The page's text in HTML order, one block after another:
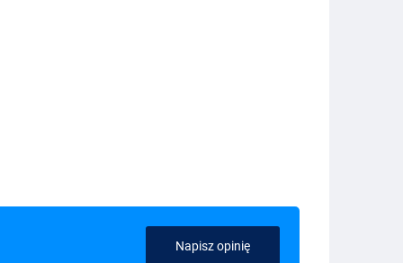
Napisz opinię